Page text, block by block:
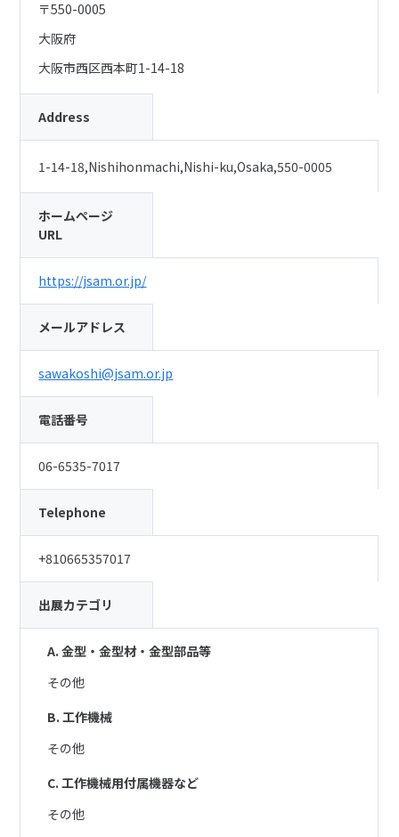
〒550-0005
大阪府
大阪市西区西本町1-14-18
Address
1-14-18,Nishihonmachi,Nishi-ku,Osaka,550-0005
ホームページ
URL
https://jsam.or.jp/
メールアドレス
sawakoshi@jsam.or.jp
電話番号
06-6535-7017
Telephone
+810665357017
出展カテゴリ
A. 金型・金型材・金型部品等
その他
B. 工作機械
その他
C. 工作機械用付属機器など
その他